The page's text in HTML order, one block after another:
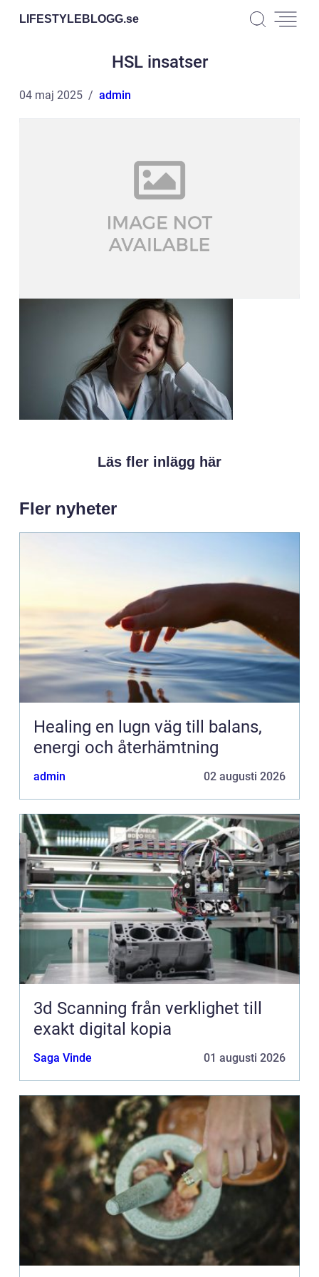
LIFESTYLEBLOGG.se
HSL insatser
04 maj 2025 admin
Läs fler inlägg här
Fler nyheter
Healing en lugn väg till balans,
energi och återhämtning
admin 02 augusti 2026
3d Scanning från verklighet till
exakt digital kopia
Saga Vinde 01 augusti 2026